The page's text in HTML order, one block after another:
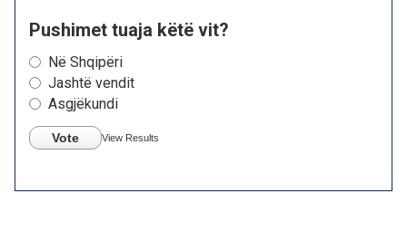
Pushimet tuaja këtë vit?
Në Shqipëri
Jashtë vendit
Asgjëkundi
Vote View Results